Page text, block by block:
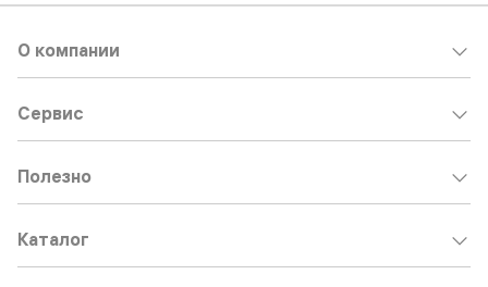
О компании
Сервис
Полезно
Каталог